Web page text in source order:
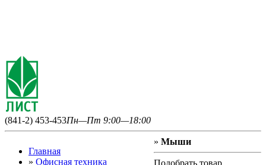
(841-2) 453-453Пн—Пт 9:00—18:00
Главная
» Офисная техника
» Мыши
Подобрать товар